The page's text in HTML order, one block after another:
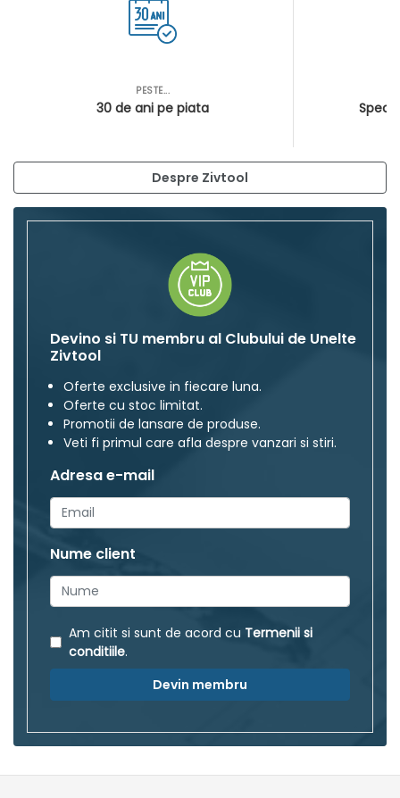
PESTE...
30 de ani pe piata
Despre Zivtool
Devino si TU membru al Clubului de Unelte
Zivtool
Oferte exclusive in fiecare luna.
Oferte cu stoc limitat.
Promotii de lansare de produse.
Veti fi primul care afla despre vanzari si stiri.
Adresa e-mail
Nume client
Am citit si sunt de acord cu Termenii si
conditiile.
Devin membru